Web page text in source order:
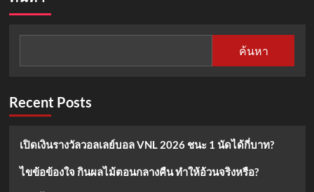
พฤติกรรม
กล้าม
ต้อง
ทันที
ค้นหา
Recent Posts
เปิดเงินรางวัลวอลเลย์บอล VNL 2026 ชนะ 1 นัดได้กี่บาท?
ไขข้อข้องใจ กินผลไม้ตอนกลางคืน ทำให้อ้วนจริงหรือ?